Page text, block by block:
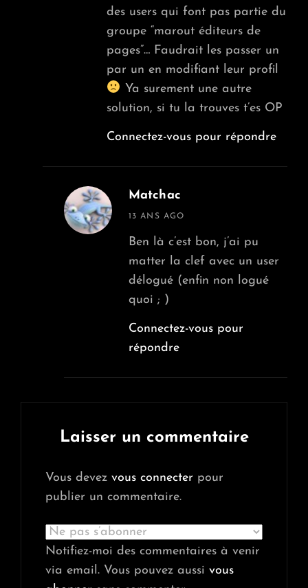
des users qui font pas partie du
groupe “marout éditeurs de
pages”… Faudrait les passer un
par un en modifiant leur profil
Ya surement une autre
solution, si tu la trouves t’es OP
Connectez-vous pour répondre
Matchac
says:
13 ANS AGO
Ben là c’est bon, j’ai pu
matter la clef avec un user
délogué (enfin non logué
quoi ; )
Connectez-vous pour
répondre
Laisser un commentaire
Vous devez vous connecter pour
publier un commentaire.
Notifiez-moi des commentaires à venir
via email. Vous pouvez aussi vous